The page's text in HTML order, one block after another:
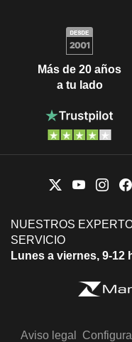
Más de 20 años
a tu lado
NUESTROS
SERVICIO
Lunes a viernes, 9-12
Aviso legal